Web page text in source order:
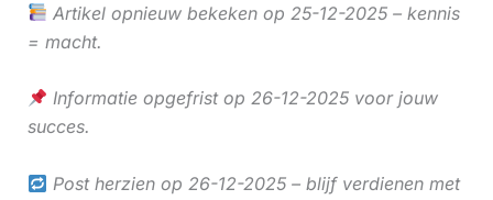
Artikel opnieuw bekeken op 25-12-2025 – kennis
= macht.
Informatie opgefrist op 26-12-2025 voor jouw
succes.
Post herzien op 26-12-2025 – blijf verdienen met